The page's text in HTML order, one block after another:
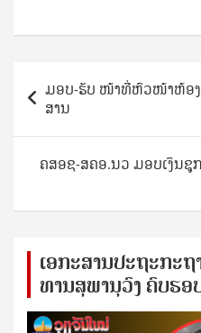
navigation
ມອບ-ຮັບ ໜ້າທີ່ຫົວໜ້າຫ້ອງ
ສານ
ຄສອຊ-ສຄອ.ນວ ມອບເງິນຊູ
ເອ​ກະ​ສານ​ປະ​ຖະ​ກະ​ຖ​
ທານ​ສຸ​ພາ​ນຸ​ວົງ ຄົບ​ຮອ